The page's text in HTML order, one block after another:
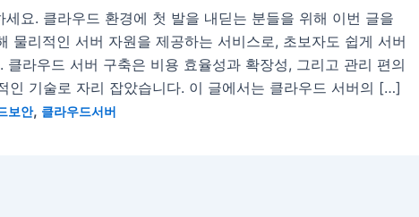
요. 클라우드 환경에 첫 발을 내딛는 분들을 위해 이번 글을
물리적인 서버 자원을 제공하는 서비스로, 초보자도 쉽게 서버
라우드 서버 구축은 비용 효율성과 확장성, 그리고 관리 편의
인 기술로 자리 잡았습니다. 이 글에서는 클라우드 서버의 […]
보안, 클라우드서버